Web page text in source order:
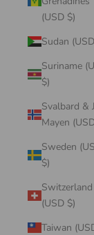
(USD $)
Suriname
$)
Svalbard &
Sweden
$)
Switzerland
(USD $)